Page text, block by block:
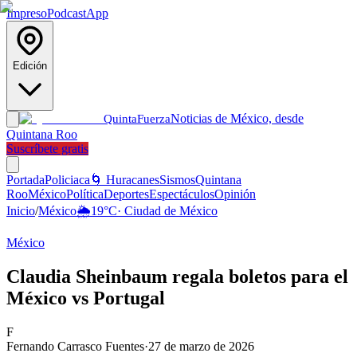
ImpresoPodcastApp
Edición
QuintaFuerzaNoticias de México, desde
Quintana Roo
Suscríbete gratis
PortadaPoliciaca 🌀 HuracanesSismosQuintana
RooMéxicoPolíticaDeportesEspectáculosOpinión
Inicio/México🌦️19°C· Ciudad de México
México
Claudia Sheinbaum regala boletos para el
México vs Portugal
F
Fernando Carrasco Fuentes·27 de marzo de 2026